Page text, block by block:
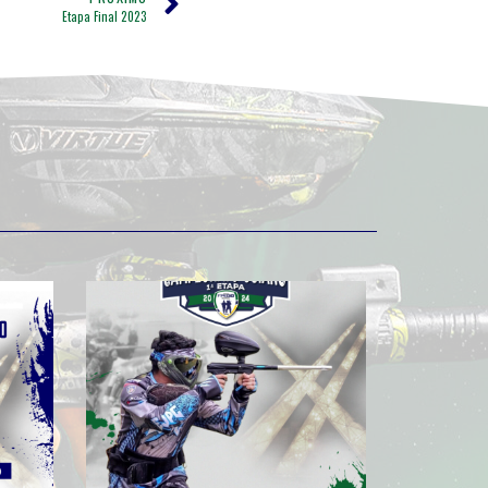
Etapa Final 2023